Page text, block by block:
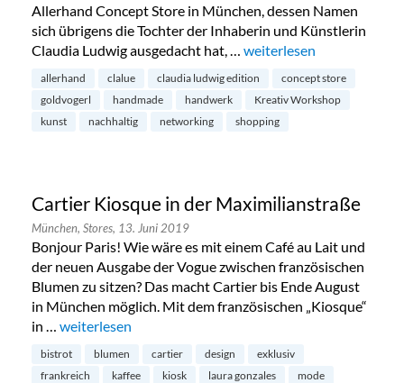
Allerhand Concept Store in München, dessen Namen
sich übrigens die Tochter der Inhaberin und Künstlerin
Claudia Ludwig ausgedacht hat, … „Allerhand Concept
weiterlesen
allerhand clalue claudia ludwig edition
concept store
goldvogerl
handmade handwerk
Kreativ Workshop
kunst
nachhaltig networking shopping
Cartier Kiosque in der Maximilianstraße
München, Stores, 13. Juni 2019
Bonjour Paris! Wie wäre es mit einem Café au Lait und
der neuen Ausgabe der Vogue zwischen französischen
Blumen zu sitzen? Das macht Cartier bis Ende August
in München möglich. Mit dem französischen „Kiosque“
in … „Cartier Kiosque in der Maximilianstraße“
weiterlesen
bistrot blumen cartier design
exklusiv
frankreich
kaffee kiosk laura gonzales
mode